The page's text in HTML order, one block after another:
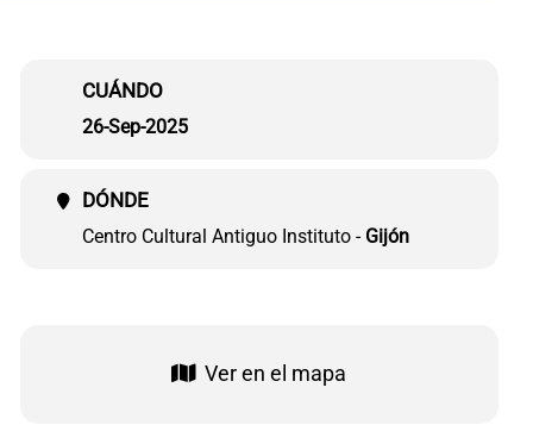
CUÁNDO
26-Sep-2025
DÓNDE
Centro Cultural Antiguo Instituto - Gijón
Ver en el mapa